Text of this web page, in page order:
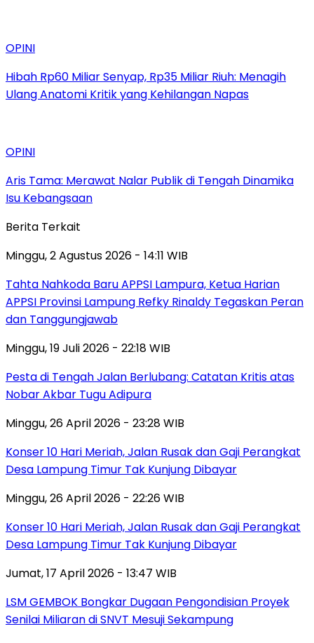
OPINI
Hibah Rp60 Miliar Senyap, Rp35 Miliar Riuh: Menagih
Ulang Anatomi Kritik yang Kehilangan Napas
OPINI
Aris Tama: Merawat Nalar Publik di Tengah Dinamika
Isu Kebangsaan
Berita Terkait
Minggu, 2 Agustus 2026 - 14:11 WIB
Tahta Nahkoda Baru APPSI Lampura, Ketua Harian
APPSI Provinsi Lampung Refky Rinaldy Tegaskan Peran
dan Tanggungjawab
Minggu, 19 Juli 2026 - 22:18 WIB
Pesta di Tengah Jalan Berlubang: Catatan Kritis atas
Nobar Akbar Tugu Adipura
Minggu, 26 April 2026 - 23:28 WIB
Konser 10 Hari Meriah, Jalan Rusak dan Gaji Perangkat
Desa Lampung Timur Tak Kunjung Dibayar
Minggu, 26 April 2026 - 22:26 WIB
Konser 10 Hari Meriah, Jalan Rusak dan Gaji Perangkat
Desa Lampung Timur Tak Kunjung Dibayar
Jumat, 17 April 2026 - 13:47 WIB
LSM GEMBOK Bongkar Dugaan Pengondisian Proyek
Senilai Miliaran di SNVT Mesuji Sekampung